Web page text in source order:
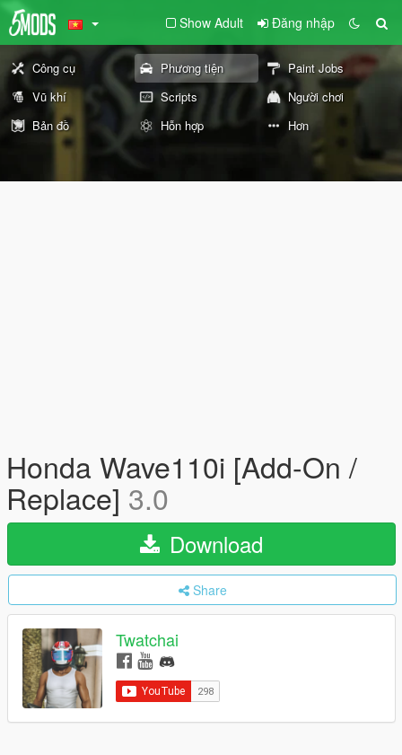
Show Adult Đăng nhập
Công cụ Phương tiện
Paint Jobs
Vũ khí
Scripts
Người chơi
Bản đồ
Hỗn hợp Hơn
Honda Wave110i [Add-On /
Replace] 3.0
Download
Share
Twatchai